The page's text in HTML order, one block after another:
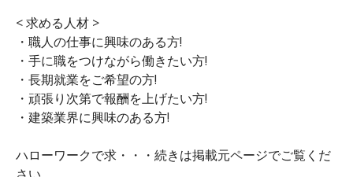
< 求める人材 >
・職人の仕事に興味のある方!
・手に職をつけながら働きたい方!
・長期就業をご希望の方!
・頑張り次第で報酬を上げたい方!
・建築業界に興味のある方!
ハローワークで求・・・続きは掲載元ページでご覧くだ